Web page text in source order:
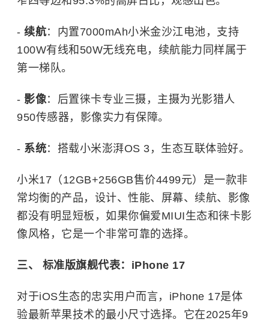
- 续航：内置7000mAh小米金沙江电池，支持
100W有线和50W无线充电，续航能力同样属于
第一梯队。
- 影像：后置徕卡专业三摄，主摄为光影猎人
950传感器，影像实力有保障。
- 系统：搭载小米澎湃OS 3，生态互联体验好。
小米17（12GB+256GB售价4499元）是一款非
常均衡的产品，设计、性能、屏幕、续航、影像
都没有明显短板，如果你偏爱MIUI生态和徕卡影
像风格，它是一个非常可靠的选择。
三、 标准版旗舰代表：iPhone 17
对于iOS生态的忠实用户而言，iPhone 17是体
验最新苹果技术的最小尺寸选择。它在2025年9